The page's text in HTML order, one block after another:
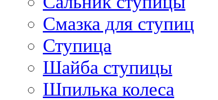
Смазка для ступиц
Ступица
Шайба ступицы
Шпилька колеса